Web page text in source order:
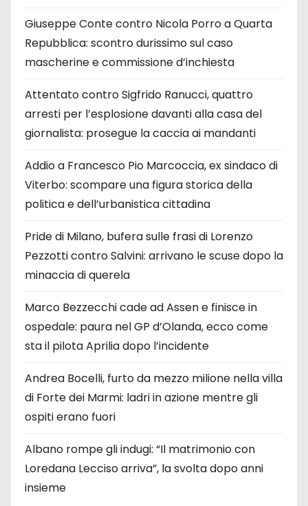
Giuseppe Conte contro Nicola Porro a Quarta
Repubblica: scontro durissimo sul caso
mascherine e commissione d’inchiesta
Attentato contro Sigfrido Ranucci, quattro
arresti per l’esplosione davanti alla casa del
giornalista: prosegue la caccia ai mandanti
Addio a Francesco Pio Marcoccia, ex sindaco di
Viterbo: scompare una figura storica della
politica e dell’urbanistica cittadina
Pride di Milano, bufera sulle frasi di Lorenzo
Pezzotti contro Salvini: arrivano le scuse dopo la
minaccia di querela
Marco Bezzecchi cade ad Assen e finisce in
ospedale: paura nel GP d’Olanda, ecco come
sta il pilota Aprilia dopo l’incidente
Andrea Bocelli, furto da mezzo milione nella villa
di Forte dei Marmi: ladri in azione mentre gli
ospiti erano fuori
Albano rompe gli indugi: “Il matrimonio con
Loredana Lecciso arriva”, la svolta dopo anni
insieme